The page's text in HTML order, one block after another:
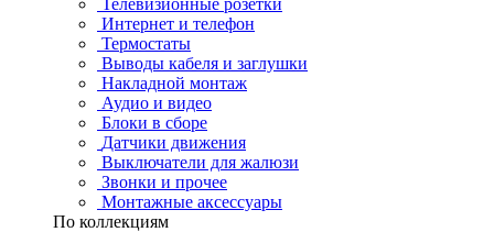
Интернет и телефон
Термостаты
Выводы кабеля и заглушки
Накладной монтаж
Аудио и видео
Блоки в сборе
Датчики движения
Выключатели для жалюзи
Звонки и прочее
Монтажные аксессуары
По коллекциям